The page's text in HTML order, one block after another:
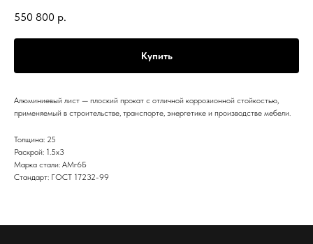
550 800 р.
Купить
Алюминиевый лист — плоский прокат с отличной коррозионной стойкостью,
применяемый в строительстве, транспорте, энергетике и производстве мебели.
Толщина: 25
Раскрой: 1.5х3
Марка стали: АМг6Б
Стандарт: ГОСТ 17232-99